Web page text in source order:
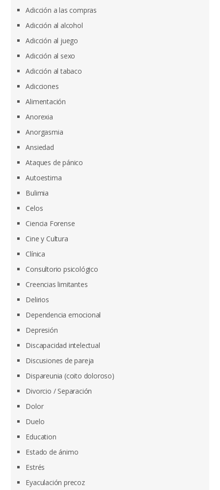
Adicción a las compras
Adicción al alcohol
Adicción al juego
Adicción al sexo
Adicción al tabaco
Adicciones
Alimentación
Anorexia
Anorgasmia
Ansiedad
Ataques de pánico
Autoestima
Bulimia
Celos
Ciencia Forense
Cine y Cultura
Clínica
Consultorio psicológico
Creencias limitantes
Delirios
Dependencia emocional
Depresión
Discapacidad intelectual
Discusiones de pareja
Dispareunia (coito doloroso)
Divorcio / Separación
Dolor
Duelo
Education
Estado de ánimo
Estrés
Eyaculación precoz